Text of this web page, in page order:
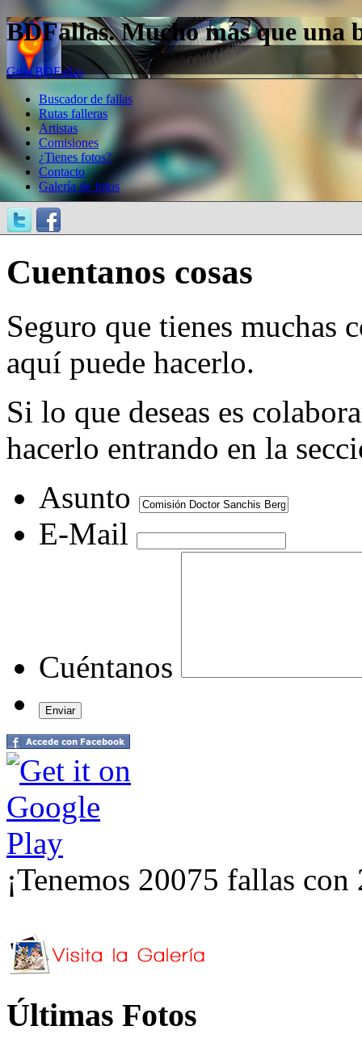
BDFallas. Mucho más que una
Guía BDFallas
Buscador de fallas
Rutas falleras
Artistas
Comisiones
¿Tienes fotos?
Contacto
Galería de fotos
Cuentanos cosas
Seguro que tienes muchas
aquí puede hacerlo.
Si lo que deseas es
hacerlo entrando en la
Asunto
E-Mail
Cuéntanos
¡Tenemos 20075 fallas
Últimas Fotos